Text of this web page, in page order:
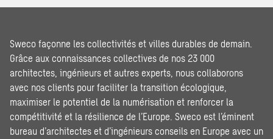
Sweco façonne les collectivités et villes durables de demain.
Grâce aux connaissances collectives de nos 23 000
architectes, ingénieurs et autres experts, nous collaborons
avec nos clients pour faciliter la transition écologique,
maximiser le potentiel de la numérisation et renforcer la
compétitivité et la résilience de l’Europe. Sweco est l’éminent
bureau d’architectes et d’ingénieurs conseils en Europe avec un